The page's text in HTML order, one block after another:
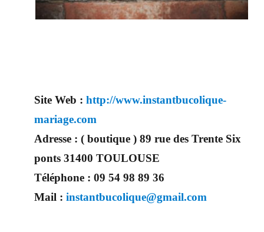
Site Web : http://www.instantbucolique-
mariage.com
Adresse : ( boutique ) 89 rue des Trente Six
ponts 31400 TOULOUSE
Téléphone : 09 54 98 89 36
Mail : instantbucolique@gmail.com